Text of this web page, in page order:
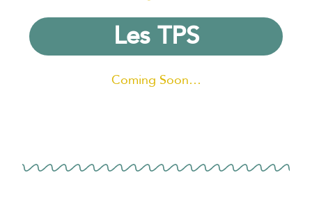
Les TPS
Coming Soon…